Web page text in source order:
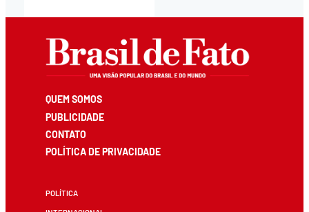
QUEM SOMOS
PUBLICIDADE
CONTATO
POLÍTICA DE PRIVACIDADE
POLÍTICA